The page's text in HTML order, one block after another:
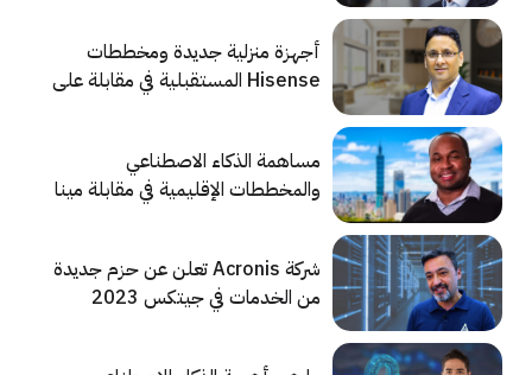
أجهزة منزلية جديدة ومخططات
Hisense المستقبلية في مقابلة على
مساهمة الذكاء الاصطناعي
والمخططات الإقليمية في مقابلة مينا
شركة Acronis تعلن عن حزم جديدة
من الخدمات في جيتكس 2023